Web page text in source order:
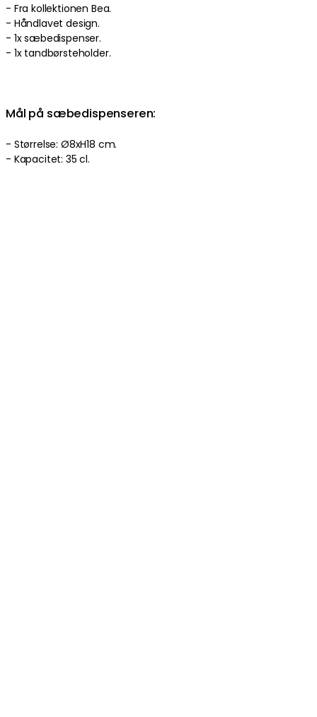
- Fra kollektionen Bea.
- Håndlavet design.
- 1x sæbedispenser.
- 1x tandbørsteholder.
Mål på sæbedispenseren:
- Størrelse: Ø8xH18 cm.
- Kapacitet: 35 cl.